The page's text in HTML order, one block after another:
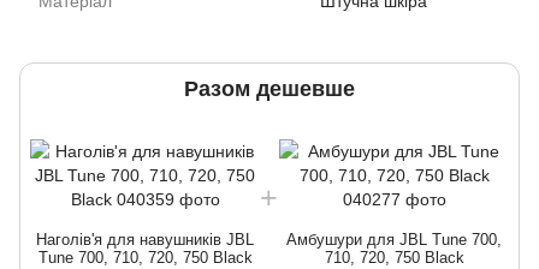
Разом дешевше
Наголів'я для навушників JBL
Tune 700, 710, 720, 750 Black
Амбушури для JBL Tune 700,
710, 720, 750 Black